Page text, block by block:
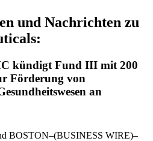
und Nachrichten zu
kündigt Fund III mit 200
Förderung von
an
BOSTON–(BUSINESS WIRE)–